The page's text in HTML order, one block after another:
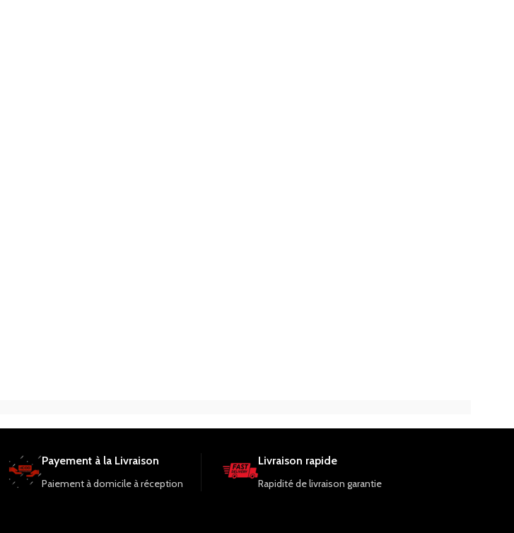
Payement à la Livraison
Paiement à domicile à réception
Livraison rapide
Rapidité de livraison garantie